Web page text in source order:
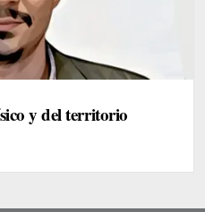
y del territorio